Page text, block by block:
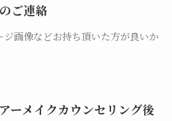
ご連絡
ジ画像などお持ち頂いた方が良いか
ーメイクカウンセリング後